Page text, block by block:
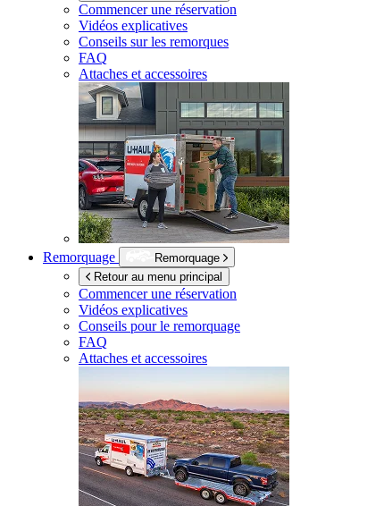
Commencer une réservation
Vidéos explicatives
Conseils sur les remorques
FAQ
Attaches et accessoires
Remorquage
Remorquage
Retour au menu principal
Commencer une réservation
Vidéos explicatives
Conseils pour le remorquage
FAQ
Attaches et accessoires